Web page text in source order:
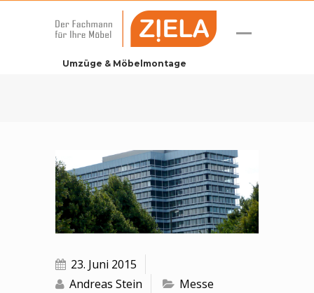
Umzüge & Möbelmontage
Veröffentlicht
am
23. Juni 2015
Andreas Stein
Messe